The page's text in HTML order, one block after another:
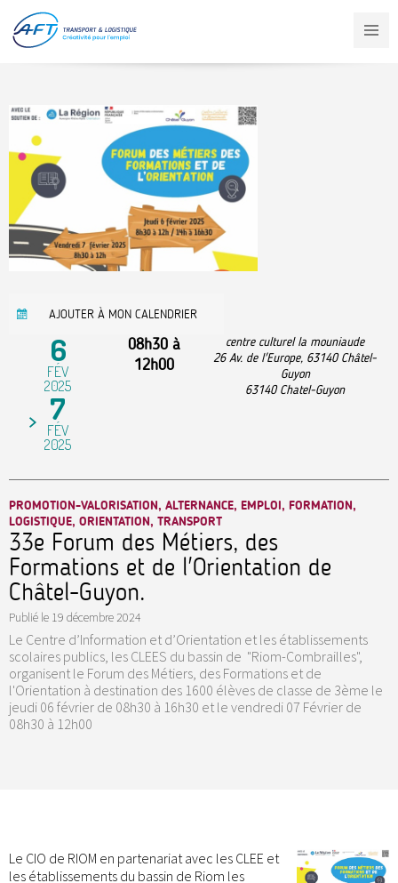
contenu
principal
AJOUTER À MON CALENDRIER
6
FÉV
2025
7
FÉV
2025
08h30 à
12h00
centre culturel la mouniaude
26 Av. de l'Europe, 63140 Châtel-
Guyon
63140 Chatel-Guyon
PROMOTION-VALORISATION, ALTERNANCE, EMPLOI, FORMATION,
LOGISTIQUE, ORIENTATION, TRANSPORT
33e Forum des Métiers, des
Formations et de l'Orientation de
Châtel-Guyon.
Publié le 19 décembre 2024
Le Centre d’Information et d’Orientation et les établissements
scolaires publics, les CLEES du bassin de "Riom-Combrailles",
organisent le Forum des Métiers, des Formations et de
l'Orientation à destination des 1600 élèves de classe de 3ème le
jeudi 06 février de 08h30 à 16h30 et le vendredi 07 Février de
08h30 à 12h00
Le CIO de RIOM en partenariat avec les CLEE et
les établissements du bassin de Riom les